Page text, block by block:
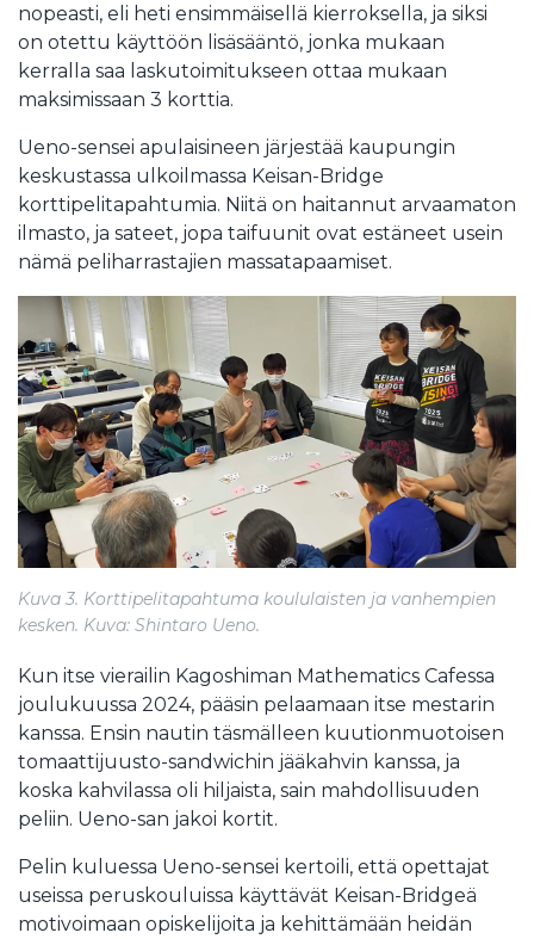
nopeasti, eli heti ensimmäisellä kierroksella, ja siksi
on otettu käyttöön lisäsääntö, jonka mukaan
kerralla saa laskutoimitukseen ottaa mukaan
maksimissaan 3 korttia.
Ueno-sensei apulaisineen järjestää kaupungin
keskustassa ulkoilmassa Keisan-Bridge
korttipelitapahtumia. Niitä on haitannut arvaamaton
ilmasto, ja sateet, jopa taifuunit ovat estäneet usein
nämä peliharrastajien massatapaamiset.
Kuva 3. Korttipelitapahtuma koululaisten ja vanhempien
kesken. Kuva: Shintaro Ueno.
Kun itse vierailin Kagoshiman Mathematics Cafessa
joulukuussa 2024, pääsin pelaamaan itse mestarin
kanssa. Ensin nautin täsmälleen kuutionmuotoisen
tomaattijuusto-sandwichin jääkahvin kanssa, ja
koska kahvilassa oli hiljaista, sain mahdollisuuden
peliin. Ueno-san jakoi kortit.
Pelin kuluessa Ueno-sensei kertoili, että opettajat
useissa peruskouluissa käyttävät Keisan-Bridgeä
motivoimaan opiskelijoita ja kehittämään heidän